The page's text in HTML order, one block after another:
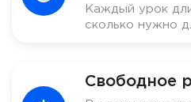
Каждый урок
сколько нужно
Свободное